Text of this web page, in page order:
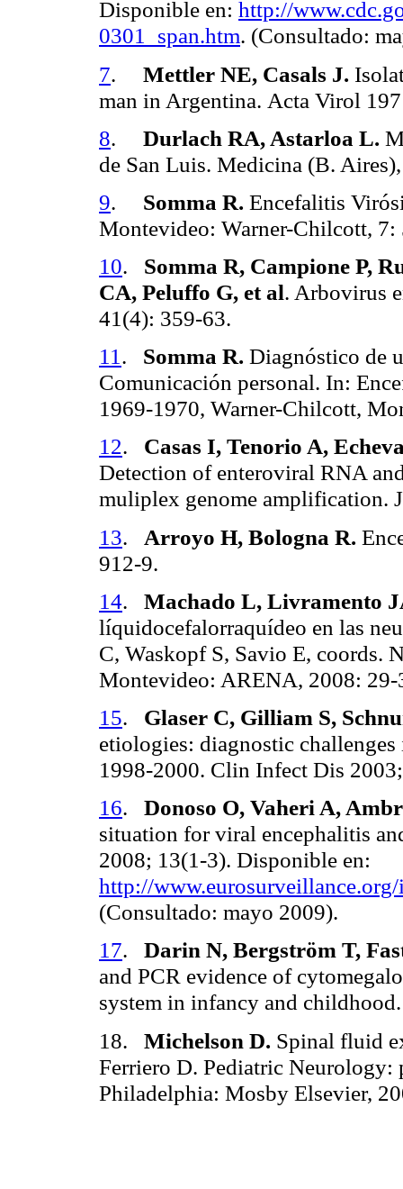
Disponible en: http://
0301_span.htm. (Consultado:
7. Mettler NE, Casals J.
man in Argentina. Acta Virol
8. Durlach RA, Astarloa L.
de San Luis. Medicina (B.
9. Somma R. Encefalitis
Montevideo: Warner-Chilcott, 7:
10.
Somma R, Campione P,
CA, Peluffo G, et al. Arbovirus
41(4): 359-63.
11 . Somma R. Diagnóstico de
Comunicación personal. In:
1969-1970, Warner-Chilcott,
12.
Casas I, Tenorio A,
Detection of enteroviral RNA
muliplex genome amplification.
13. Arroyo H, Bologna R.
912-9.
14.
Machado L, Livramento
líquidocefalorraquídeo en las
C, Waskopf S, Savio E, coords.
Montevideo: ARENA, 2008: 29-
15.
Glaser C, Gilliam S,
etiologies: diagnostic
1998-2000. Clin Infect Dis
16.
Donoso O, Vaheri A,
situation for viral encephalitis
2008; 13(1-3). Disponible en:
http://
(Consultado: mayo 2009).
17.
Darin N, Bergström T,
and PCR evidence of
system in infancy and
18.
Michelson D. Spinal fluid
Ferriero D. Pediatric Neurology:
Philadelphia: Mosby Elsevier,